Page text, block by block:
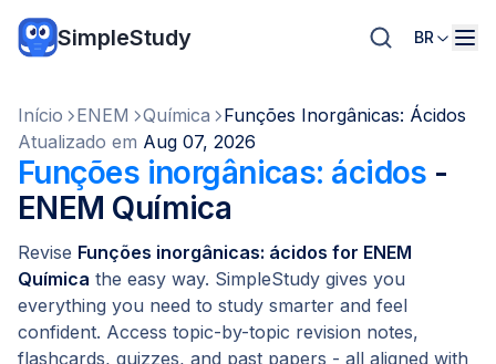
SimpleStudy BR
Início ENEM Química
Funções Inorgânicas: Ácidos
Atualizado em Aug 07, 2026
Funções inorgânicas: ácidos -
ENEM Química
Revise Funções inorgânicas: ácidos for ENEM
Química the easy way. SimpleStudy gives you
everything you need to study smarter and feel
confident. Access topic-by-topic revision notes,
flashcards, quizzes, and past papers - all aligned with